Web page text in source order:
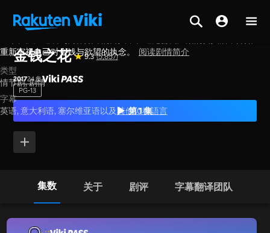
金钱之花 9.3 (5,857)
201724 集
PG-13
第 1 集
重新审视自己对金钱与欲望的执念。
阅读剧情简介
类型
情节剧,剧情
字幕
英语, 意大利语, 塞尔维亚语以及其他10种語言
集数 关于 剧评 字幕翻译团队